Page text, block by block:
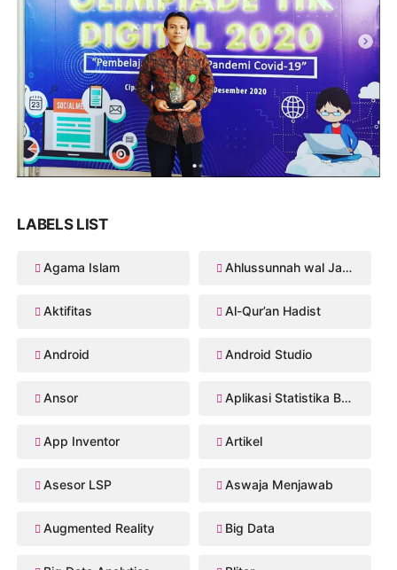
LABELS LIST
Agama Islam Ahlussunnah wal Jama'ah
Aktifitas Al-Qur’an Hadist
Android Android Studio
Ansor Aplikasi Statistika Bayesian
App Inventor Artikel
Asesor LSP Aswaja Menjawab
Augmented Reality Big Data